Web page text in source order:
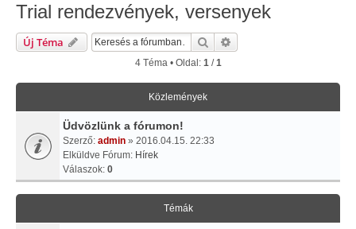
Trial rendezvények, versenyek
Új Téma Keresés
4 Téma • Oldal: 1 /1
Közlemények
Üdvözlünk a fórumon!
Szerző: admin » 2016.04.15. 22:33
Elküldve Fórum: Hírek
Válaszok: 0
Témák